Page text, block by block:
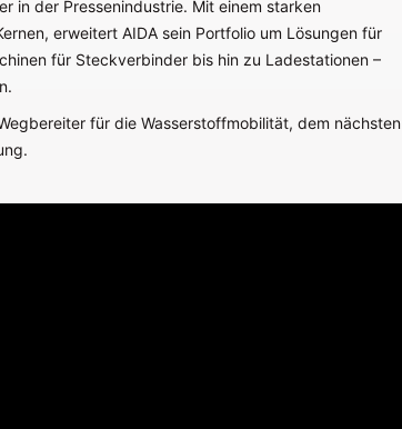
in der Pressenindustrie. Mit einem starken
erweitert AIDA sein Portfolio um Lösungen für
für Steckverbinder bis hin zu Ladestationen –
für die Wasserstoffmobilität, dem nächsten